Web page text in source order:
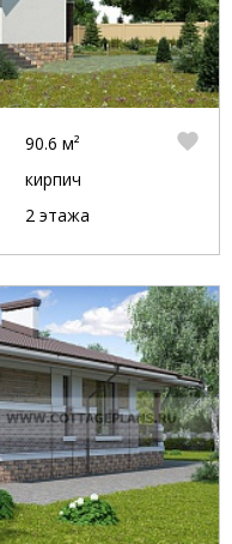
90.6 м²
кирпич
2 этажа